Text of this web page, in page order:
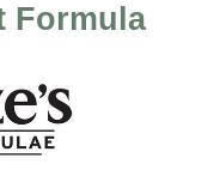
Formula